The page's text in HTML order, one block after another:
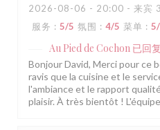
2026-08-06 - 20:00 - 来宾 3
服务 : 5/5 氛围 : 4/5 菜单 : 5
Au Pied de Cochon 已回
Bonjour David, Merci pour ce
ravis que la cuisine et le
l'ambiance et le rapport
plaisir. À très bientôt !